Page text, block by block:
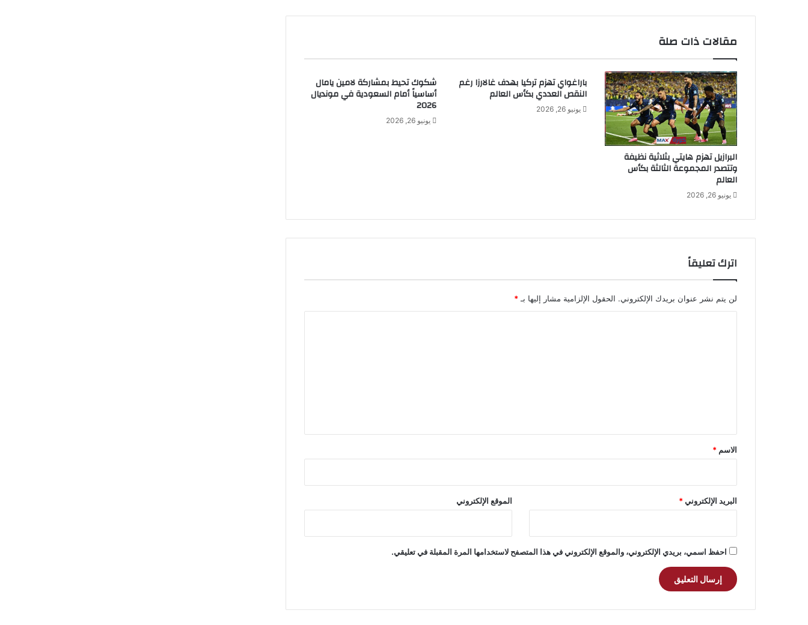
مقالات ذات صلة
البرازيل تهزم هايتي بثلاثية نظيفة
وتتصدر المجموعة الثالثة بكأس
العالم
يونيو 26, 2026
باراغواي تهزم تركيا بهدف غالارزا رغم
النقص العددي بكأس العالم
يونيو 26, 2026
شكوك تحيط بمشاركة لامين يامال
أساسياً أمام السعودية في مونديال
2026
يونيو 26, 2026
اترك تعليقاً
لن يتم نشر عنوان بريدك الإلكتروني. الحقول الإلزامية مشار إليها بـ *
*
الاسم *
البريد الإلكتروني* الموقع الإلكتروني
احفظ اسمي، بريدي الإلكتروني، والموقع الإلكتروني في هذا المتصفح لاستخدامها المرة المقبلة في تعليقي.